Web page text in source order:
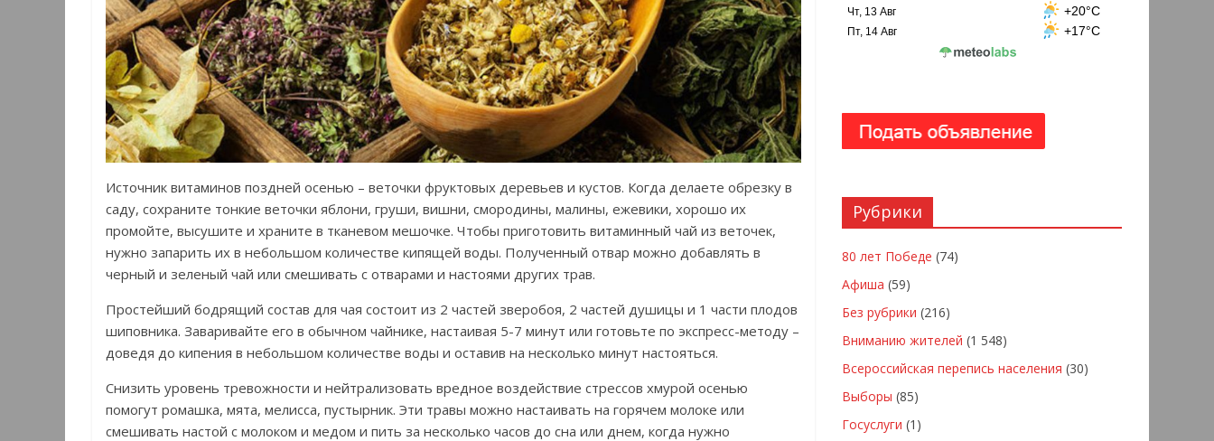
Источник витаминов поздней осенью – веточки фруктовых деревьев и кустов. Когда делаете обрезку в
саду, сохраните тонкие веточки яблони, груши, вишни, смородины, малины, ежевики, хорошо их
промойте, высушите и храните в тканевом мешочке. Чтобы приготовить витаминный чай из веточек,
нужно запарить их в небольшом количестве кипящей воды. Полученный отвар можно добавлять в
черный и зеленый чай или смешивать с отварами и настоями других трав.
Простейший бодрящий состав для чая состоит из 2 частей зверобоя, 2 частей душицы и 1 части плодов
шиповника. Заваривайте его в обычном чайнике, настаивая 5-7 минут или готовьте по экспресс-методу –
доведя до кипения в небольшом количестве воды и оставив на несколько минут настояться.
Снизить уровень тревожности и нейтрализовать вредное воздействие стрессов хмурой осенью
помогут ромашка, мята, мелисса, пустырник. Эти травы можно настаивать на горячем молоке или
смешивать настой с молоком и медом и пить за несколько часов до сна или днем, когда нужно
Чт, 13 Авг +20°C
Пт, 14 Авг +17°C
Рубрики
80 лет Победе (74)
Афиша (59)
Без рубрики (216)
Вниманию жителей (1 548)
Всероссийская перепись населения (30)
Выборы (85)
Госуслуги (1)